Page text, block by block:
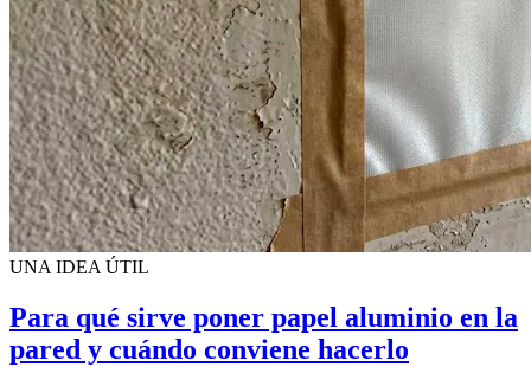
UNA IDEA ÚTIL
Para qué sirve poner papel aluminio en la
pared y cuándo conviene hacerlo